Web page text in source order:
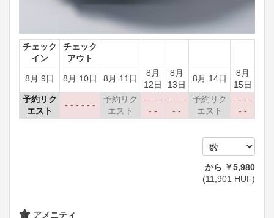
チェック
イン
チェック
アウト
8月 9日 8月 10日 8月 11日
8月
12日
8月
13日
8月 14日
8月
15日
予約リク
エスト
- - - - - -
予約リク
エスト
- - - -
- -
- - - -
- -
予約リク
エスト
- - - -
- -
から ￥5,980
(11,901 HUF)